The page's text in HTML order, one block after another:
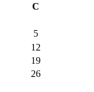
С
5
12
19
26